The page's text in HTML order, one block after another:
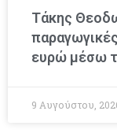
Τάκης
ευρώ μέσω
9 Αυγούστου,